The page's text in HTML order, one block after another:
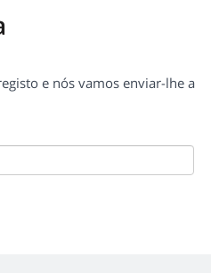
e nós vamos enviar-lhe a